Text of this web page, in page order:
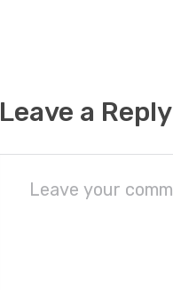
Leave a Reply